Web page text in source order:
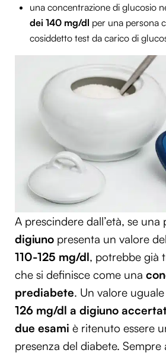
una concentrazione di glucosio
dei 140 mg/dl per una persona
cosiddetto test da carico di
A prescindere dall’età, se una
digiuno presenta un valore
110-125 mg/dl, potrebbe già
che si definisce come una
prediabete. Un valore
126 mg/dl a digiuno
due esami è ritenuto essere
presenza del diabete.